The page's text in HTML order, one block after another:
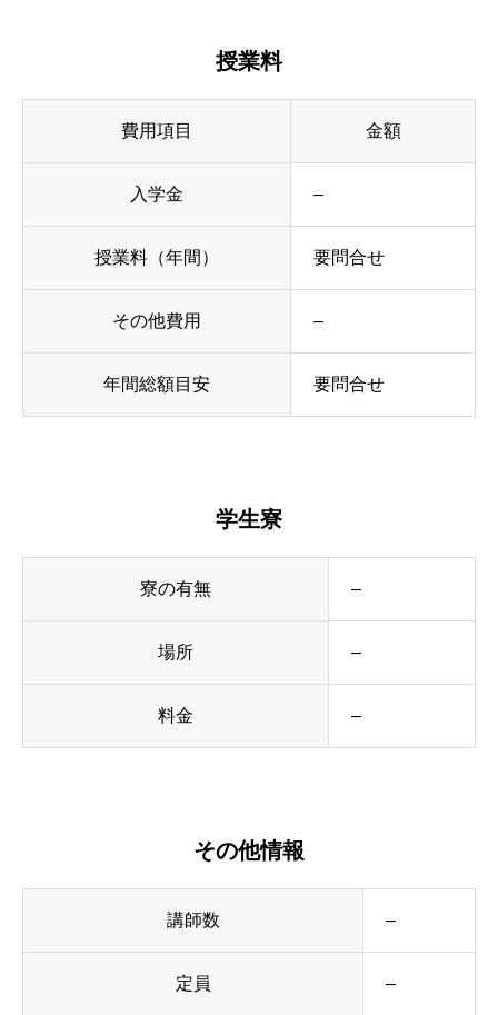
授業料
費用項目 金額
入学金 –
授業料（年間） 要問合せ
その他費用 –
年間総額目安 要問合せ
学生寮
寮の有無 –
場所 –
料金 –
その他情報
講師数 –
定員 –